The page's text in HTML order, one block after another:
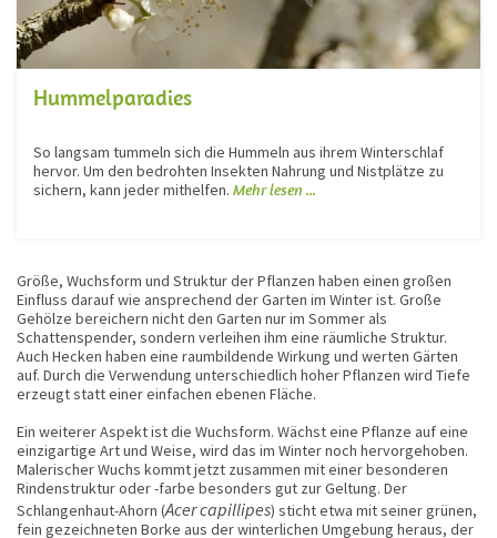
Hummelparadies
So langsam tummeln sich die Hummeln aus ihrem Winterschlaf
hervor. Um den bedrohten Insekten Nahrung und Nistplätze zu
sichern, kann jeder mithelfen. Mehr lesen ...
Größe, Wuchsform und Struktur der Pflanzen haben einen großen
Einfluss darauf wie ansprechend der Garten im Winter ist. Große
Gehölze bereichern nicht den Garten nur im Sommer als
Schattenspender, sondern verleihen ihm eine räumliche Struktur.
Auch Hecken haben eine raumbildende Wirkung und werten Gärten
auf. Durch die Verwendung unterschiedlich hoher Pflanzen wird Tiefe
erzeugt statt einer einfachen ebenen Fläche.
Ein weiterer Aspekt ist die Wuchsform. Wächst eine Pflanze auf eine
einzigartige Art und Weise, wird das im Winter noch hervorgehoben.
Malerischer Wuchs kommt jetzt zusammen mit einer besonderen
Rindenstruktur oder -farbe besonders gut zur Geltung. Der
Schlangenhaut-Ahorn (Acer capillipes) sticht etwa mit seiner grünen,
fein gezeichneten Borke aus der winterlichen Umgebung heraus, der